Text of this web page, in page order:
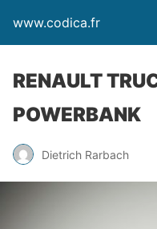
www.codica.fr
RENAULT
POWERBANK
Dietrich Rarbach